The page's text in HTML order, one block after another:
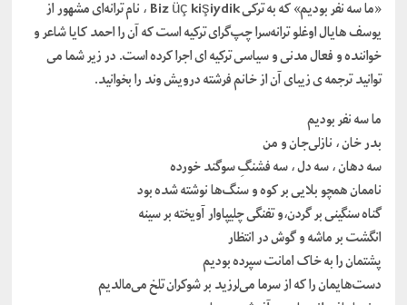
«ما سه نفر بودیم» که به ترکی Biz üç kişiydik ، نام ترانه‌ای مشهور از
یوسف هایال اوغلو ترانه‌سرا چپ‌گرای ترکیه است که آن را احمد کایا شاعر و
خواننده و فعال مدنی و سیاسی ترکیه ای اجرا کرده است. در زیر شما می
توانید ترجمه ی زیبای آن از خانم فرشته درویش وند را بخوانید.
ما سه نفر بودیم
بدر خان ، نازلی‌جان و من
سه دهان ، سه دل ، سه فشنگِ سوگند خورده
ناممان همچو بلایی بر کوه و سنگ‌ها نوشته شده بود
گناه سنگینی بر گردن،و تفنگی چلیپاوار آویخته بر سینه
انگشت بر ماشه و گوش در انتظار
پشتمان را به خاک امانت سپرده بودیم
دست‌هایمان را که از سرما می‌لرزید بر شوکران تلخ می‌مالدیم